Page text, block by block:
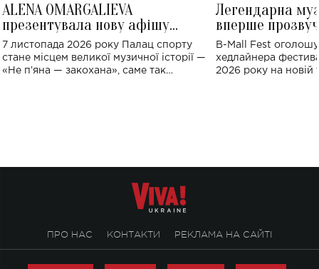
ALENA OMARGALIEVA
презентувала нову афішу
великого концерту в Палаці
спорту
7 листопада 2026 року Палац спорту
стане місцем великої музичної історії —
«Не пʼяна — закохана», саме так
Легендарна
вперше
Україні: де
B-Mall Fest
хедлайнера
2026 року на новій
ПРО НАС КОНТАКТИ РЕКЛАМА НА САЙТІ